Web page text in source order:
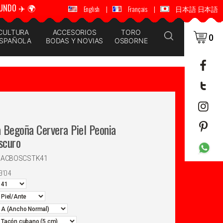
✈️ 🌍 🚚 📦 ENVÍOS A TODO EL MUNDO ✈️ 🌍
English | Français | 日本語 日本語
ACCESORIOS
BODAS Y NOVIAS
TORO
OSBORNE
0
Cervera Piel Peonia